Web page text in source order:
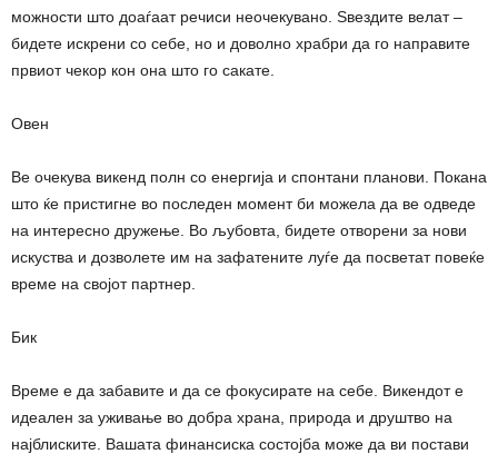
можности што доаѓаат речиси неочекувано. Ѕвездите велат –
бидете искрени со себе, но и доволно храбри да го направите
првиот чекор кон она што го сакате.
Овен
Ве очекува викенд полн со енергија и спонтани планови. Покана
што ќе пристигне во последен момент би можела да ве одведе
на интересно дружење. Во љубовта, бидете отворени за нови
искуства и дозволете им на зафатените луѓе да посветат повеќе
време на својот партнер.
Бик
Време е да забавите и да се фокусирате на себе. Викендот е
идеален за уживање во добра храна, природа и друштво на
најблиските. Вашата финансиска состојба може да ви постави